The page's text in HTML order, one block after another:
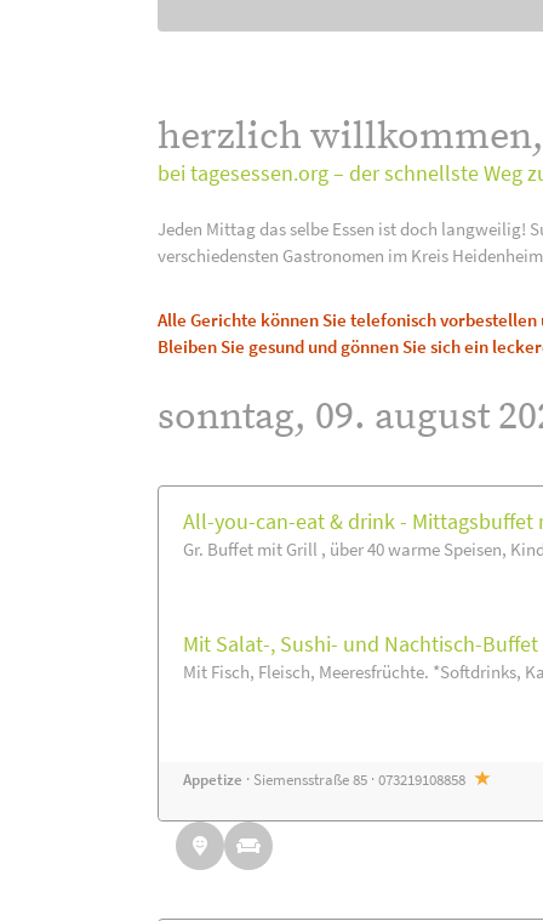
herzlich willkommen,
bei tagesessen.org – der schnellste Weg
Jeden Mittag das selbe Essen ist doch langweilig!
verschiedensten Gastronomen im Kreis
Alle Gerichte können Sie telefonisch
Bleiben Sie gesund und gönnen Sie sich ein
sonntag, 09. august
All-you-can-eat & drink - Mittagsbuffet
Gr. Buffet mit Grill , über 40 warme Speisen,
Mit Salat-, Sushi- und Nachtisch-
Mit Fisch, Fleisch, Meeresfrüchte. *Softdrinks,
Appetize · Siemensstraße 85 · 073219108858